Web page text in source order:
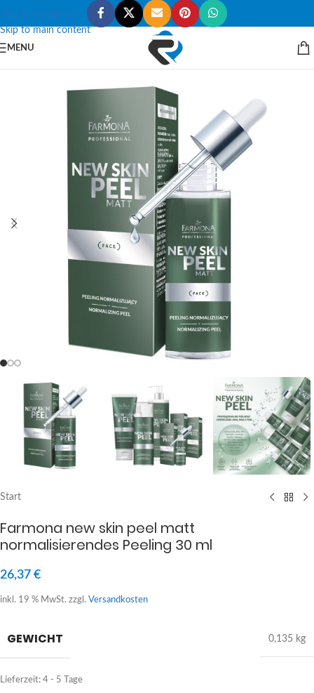
Skip to navigation
Skip to main content
MENU
Start
Farmona new skin peel matt
normalisierendes Peeling 30 ml
26,37 €
inkl. 19 % MwSt. zzgl. Versandkosten
GEWICHT 0,135 kg
Lieferzeit: 4 - 5 Tage